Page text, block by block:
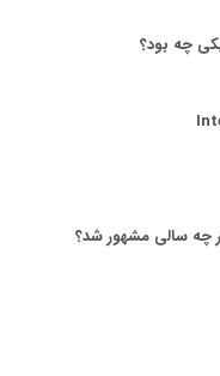
چه بود؟
سالی مشهور شد؟